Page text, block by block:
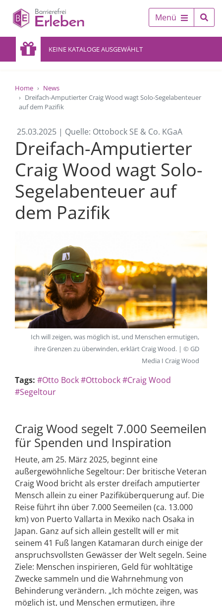
Menü
KEINE KATALOGE AUSGEWÄHLT
Home
News
Dreifach-Amputierter Craig Wood wagt Solo-Segelabenteuer
auf dem Pazifik
25.03.2025 | Quelle: Ottobock SE & Co. KGaA
Dreifach-Amputierter
Craig Wood wagt Solo-
Segelabenteuer auf
dem Pazifik
Ich will zeigen, was möglich ist, und Menschen ermutigen,
ihre Grenzen zu überwinden, erklärt Craig Wood. | © GD
Media I Craig Wood
Tags: #Otto Bock#Ottobock#Craig Wood
#Segeltour
Craig Wood segelt 7.000 Seemeilen
für Spenden und Inspiration
Heute, am 25. März 2025, beginnt eine
außergewöhnliche Segeltour: Der britische Veteran
Craig Wood bricht als erster dreifach amputierter
Mensch allein zu einer Pazifiküberquerung auf. Die
Reise führt ihn über 7.000 Seemeilen (ca. 13.000
km) von Puerto Vallarta in Mexiko nach Osaka in
Japan. Ganz auf sich allein gestellt will er mit
seinem 41 Fuß langen Katamaran durch einige der
anspruchsvollsten Gewässer der Welt segeln. Seine
Ziele: Menschen inspirieren, Geld für wohltätige
Zwecke sammeln und die Wahrnehmung von
Behinderung verändern. „Ich möchte zeigen, was
möglich ist, und Menschen ermutigen, ihre